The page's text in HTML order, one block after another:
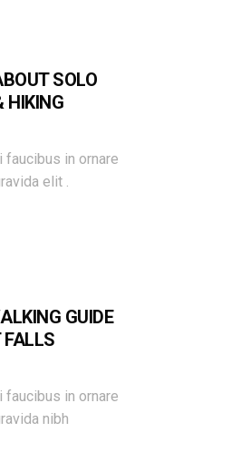
SOLO
HIKING
faucibus in ornare
elit .
GUIDE
FALLS
faucibus in ornare
nibh